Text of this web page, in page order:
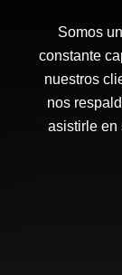
Somos
constante
nuestros
nos
asistirle en